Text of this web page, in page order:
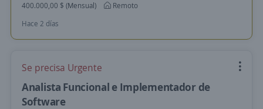
400.000,00 $ (Mensual)
Remoto
Hace 2 días
Se precisa Urgente
Analista Funcional e Implementador de
Software